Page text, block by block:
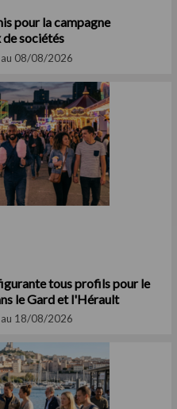
pour la campagne
sociétés
08/08/2026
tous profils pour le
le Gard et l'Hérault
18/08/2026